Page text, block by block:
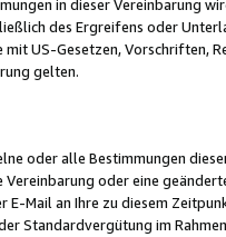
in dieser Vereinbarung
des Ergreifens oder
US-Gesetzen, Vorschriften,
gelten.
oder alle Bestimmungen
oder eine
E-Mail an Ihre zu diesem
Standardvergütung im